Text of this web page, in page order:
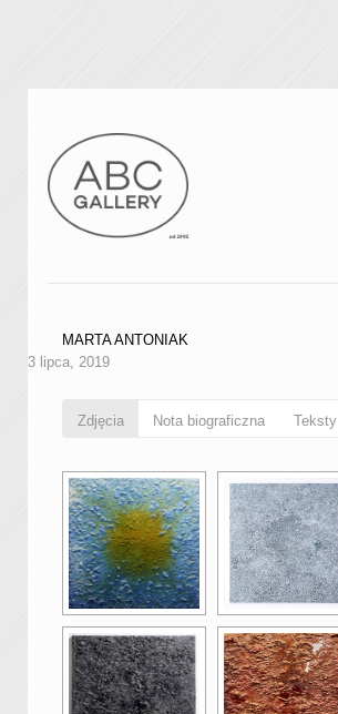
MARTA ANTONIAK
3 lipca, 2019
Zdjęcia Nota biograficzna Teksty